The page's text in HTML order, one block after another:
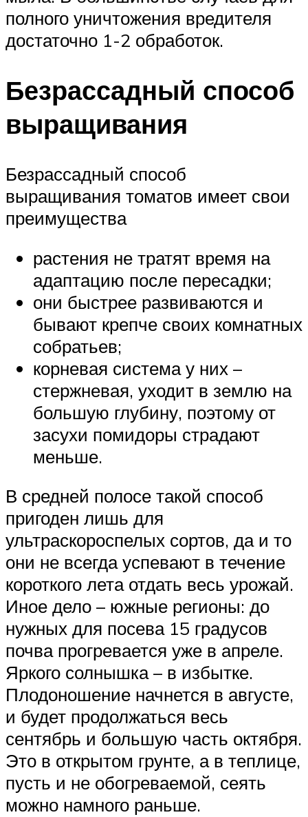
полного уничтожения вредителя
достаточно 1-2 обработок.
Безрассадный способ
выращивания
Безрассадный способ
выращивания томатов имеет свои
преимущества
растения не тратят время на
адаптацию после пересадки;
они быстрее развиваются и
бывают крепче своих комнатных
собратьев;
корневая система у них –
стержневая, уходит в землю на
большую глубину, поэтому от
засухи помидоры страдают
меньше.
В средней полосе такой способ
пригоден лишь для
ультраскороспелых сортов, да и то
они не всегда успевают в течение
короткого лета отдать весь урожай.
Иное дело – южные регионы: до
нужных для посева 15 градусов
почва прогревается уже в апреле.
Яркого солнышка – в избытке.
Плодоношение начнется в августе,
и будет продолжаться весь
сентябрь и большую часть октября.
Это в открытом грунте, а в теплице,
пусть и не обогреваемой, сеять
можно намного раньше.